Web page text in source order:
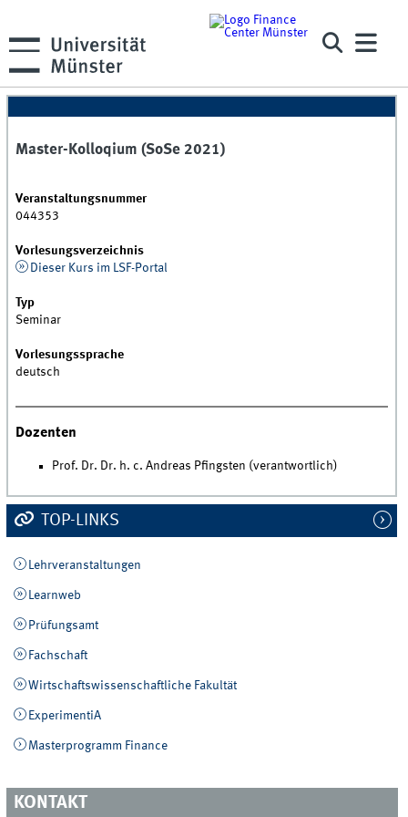
Master-Kolloqium (SoSe 2021)
Veranstaltungsnummer
044353
Vorlesungsverzeichnis
Dieser Kurs im LSF-Portal
Typ
Seminar
Vorlesungssprache
deutsch
Dozenten
Prof. Dr. Dr. h. c. Andreas Pfingsten (verantwortlich)
TOP-LINKS
Lehrveranstaltungen
Learnweb
Prüfungsamt
Fachschaft
Wirtschaftswissenschaftliche Fakultät
ExperimentiA
Masterprogramm Finance
KONTAKT